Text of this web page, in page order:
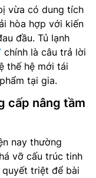
vừa có dung tích
hòa hợp với kiến
đầu. Tủ lạnh
chính là câu trả lời
thế hệ mới tái
tại gia.
cấp nâng tầm
nay thường
vỡ cấu trúc tinh
quyết triệt để bài